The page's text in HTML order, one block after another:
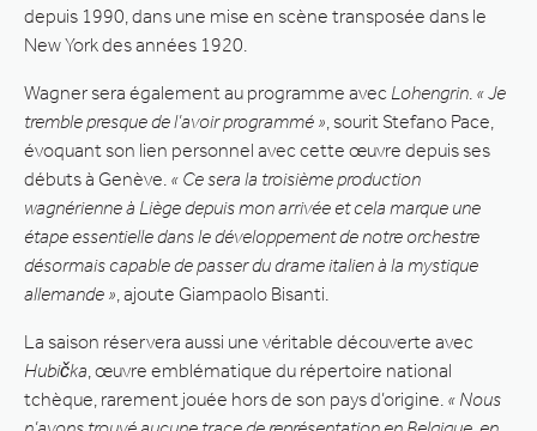
depuis 1990, dans une mise en scène transposée dans le
New York des années 1920.
Wagner sera également au programme avec Lohengrin « Je
tremble presque de l’avoir programmé » , sourit Stefano Pace,
évoquant son lien personnel avec cette œuvre depuis ses
débuts à Genève. « Ce sera la troisième production
wagnérienne à Liège depuis mon arrivée et cela marque une
étape essentielle dans le développement de notre orchestre
désormais capable de passer du drame italien à la mystique
allemande » , ajoute Giampaolo Bisanti.
La saison réservera aussi une véritable découverte avec
Hubička , œuvre emblématique du répertoire national
tchèque, rarement jouée hors de son pays d’origine. « Nous